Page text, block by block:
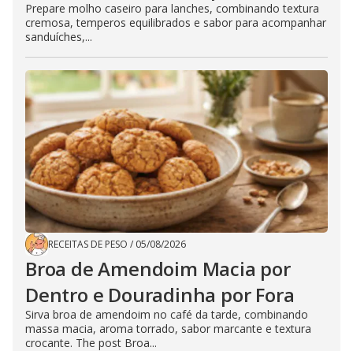
Prepare molho caseiro para lanches, combinando textura
cremosa, temperos equilibrados e sabor para acompanhar
sanduíches,...
RECEITAS DE PESO / 05/08/2026
Broa de Amendoim Macia por
Dentro e Douradinha por Fora
Sirva broa de amendoim no café da tarde, combinando
massa macia, aroma torrado, sabor marcante e textura
crocante. The post Broa...